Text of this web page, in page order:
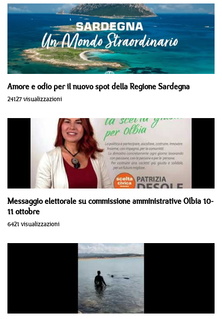
Amore e odio per il nuovo spot della Regione Sardegna
24127 visualizzazioni
Messaggio elettorale su commissione amministrative Olbia 10-
11 ottobre
6421 visualizzazioni